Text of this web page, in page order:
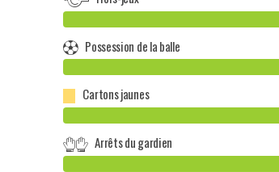
Possession de la balle
Cartons jaunes
Arrêts du gardien